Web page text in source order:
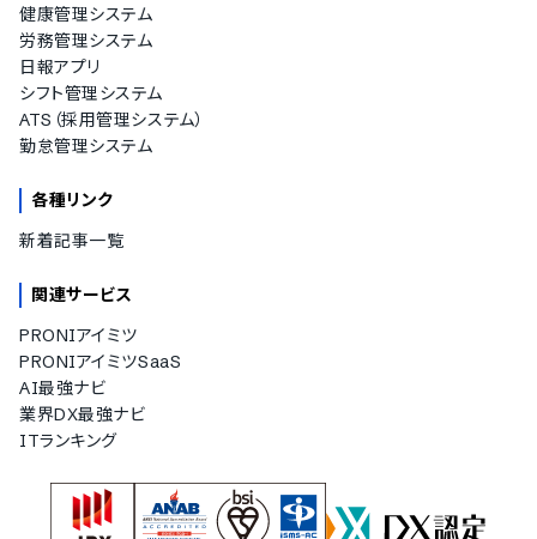
健康管理システム
労務管理システム
日報アプリ
シフト管理システム
ATS（採用管理システム）
勤怠管理システム
各種リンク
新着記事一覧
関連サービス
PRONIアイミツ
PRONIアイミツSaaS
AI最強ナビ
業界DX最強ナビ
ITランキング